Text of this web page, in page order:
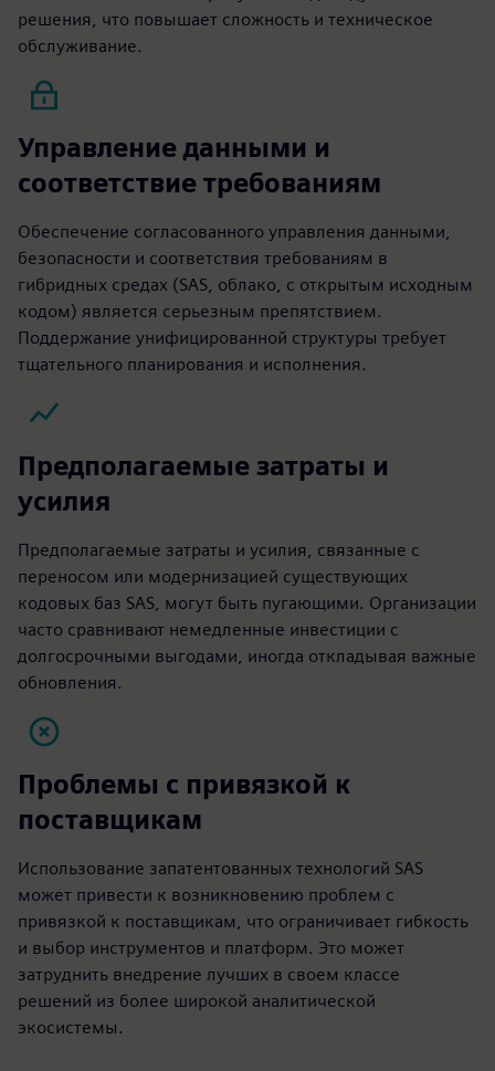
решения, что повышает сложность и техническое
обслуживание.
Управление данными и
соответствие требованиям
Обеспечение согласованного управления данными,
безопасности и соответствия требованиям в
гибридных средах (SAS, облако, с открытым исходным
кодом) является серьезным препятствием.
Поддержание унифицированной структуры требует
тщательного планирования и исполнения.
Предполагаемые затраты и
усилия
Предполагаемые затраты и усилия, связанные с
переносом или модернизацией существующих
кодовых баз SAS, могут быть пугающими. Организации
часто сравнивают немедленные инвестиции с
долгосрочными выгодами, иногда откладывая важные
обновления.
Проблемы с привязкой к
поставщикам
Использование запатентованных технологий SAS
может привести к возникновению проблем с
привязкой к поставщикам, что ограничивает гибкость
и выбор инструментов и платформ. Это может
затруднить внедрение лучших в своем классе
решений из более широкой аналитической
экосистемы.